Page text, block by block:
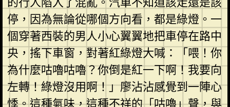
停，因為無論從哪個方向看，都是綠燈。一
個穿著西裝的男人小心翼翼地把車停在路中
央，搖下車窗，對著紅綠燈大喊：「喂！你
為什麼咕嚕咕嚕？你倒是紅一下啊！我要向
左轉！綠燈沒用啊！」廖沾沾感覺到一陣心
悸。這種氣味，這種不祥的「咕嚕」聲，與